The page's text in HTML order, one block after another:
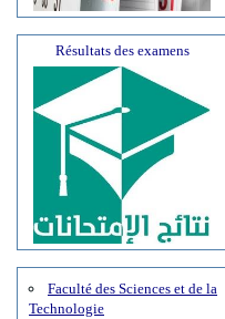
Résultats des examens
Faculté des Sciences et de la
Technologie